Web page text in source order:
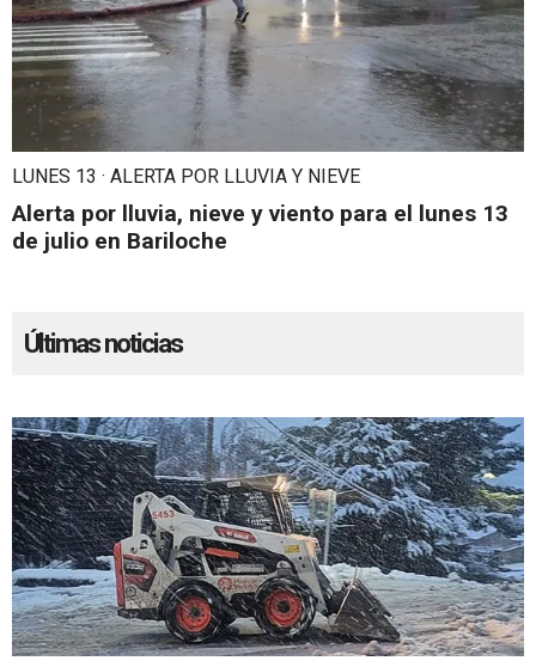
LUNES 13 · ALERTA POR LLUVIA Y NIEVE
Alerta por lluvia, nieve y viento para el lunes 13
de julio en Bariloche
Últimas noticias